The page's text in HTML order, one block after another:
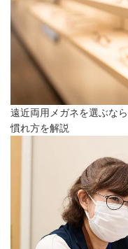
遠近両用メガネを選ぶな
慣れ方を解説